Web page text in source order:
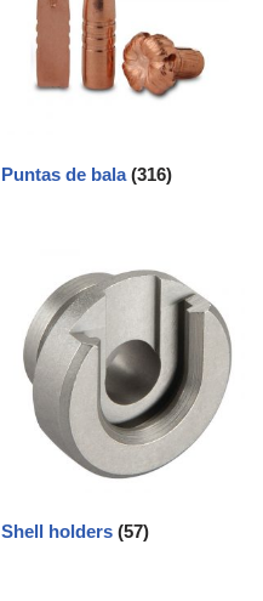
Puntas de bala(316)
Shell holders(57)